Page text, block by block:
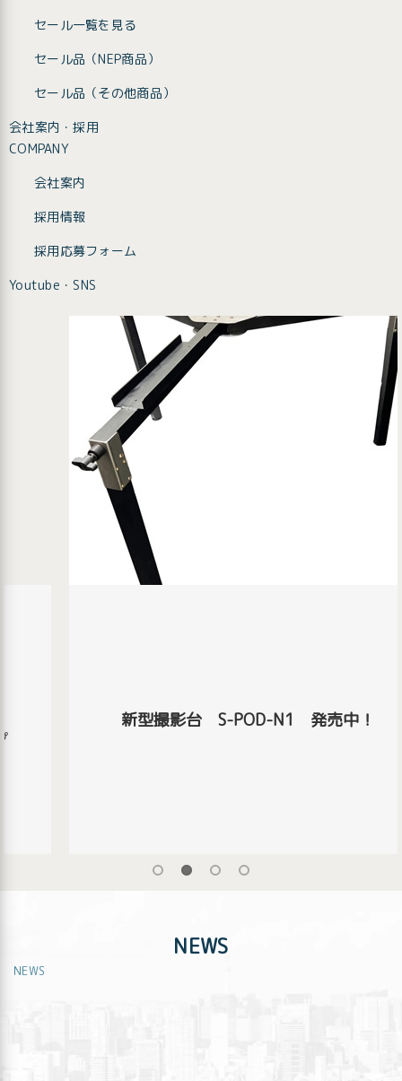
セール一覧を見る
セール品（NEP商品）
セール品（その他商品）
会社案内・採用
COMPANY
会社案内
採用情報
採用応募フォーム
Youtube・SNS
新型撮影台 S-POD-N1 発売中！
NEWS
NEWS